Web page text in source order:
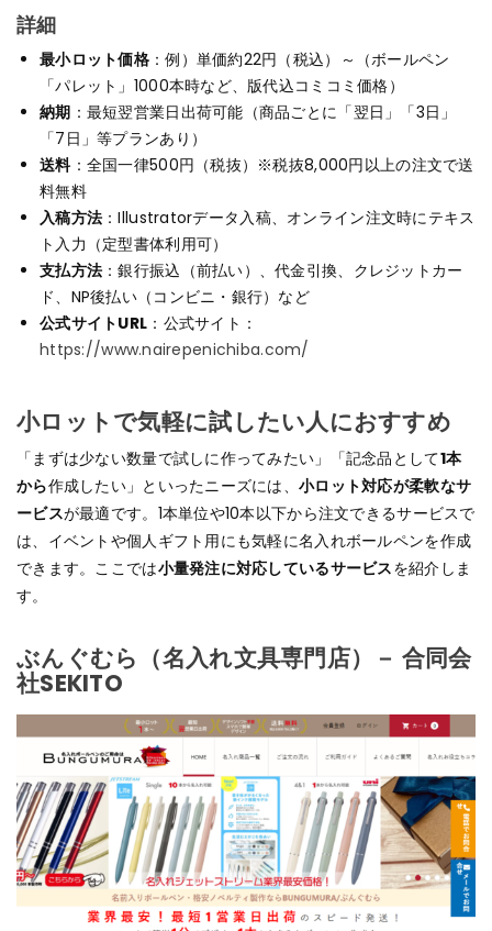
詳細
最小ロット価格：例）単価約22円（税込）～（ボールペン
「パレット」1000本時など、版代込コミコミ価格）
納期 ：最短翌営業日出荷可能（商品ごとに「翌日」「3日」
「7日」等プランあり）
送料：全国一律500円（税抜）※税抜8,000円以上の注文で送
料無料
入稿方法 ：Illustratorデータ入稿、オンライン注文時にテキス
ト入力（定型書体利用可）
支払方法 ：銀行振込（前払い）、代金引換、クレジットカー
ド、NP後払い（コンビニ・銀行）など
公式サイトURL ：公式サイト：
https://www.nairepenichiba.com/
小ロットで気軽に試したい人におすすめ
「まずは少ない数量で試しに作ってみたい」「記念品として1本
から作成したい」といったニーズには、小ロット対応が柔軟なサ
ービスが最適です。1本単位や10本以下から注文できるサービスで
は、イベントや個人ギフト用にも気軽に名入れボールペンを作成
できます。ここでは小量発注に対応しているサービスを紹介しま
す。
ぶんぐむら（名入れ文具専門店）－ 合同会
社SEKITO